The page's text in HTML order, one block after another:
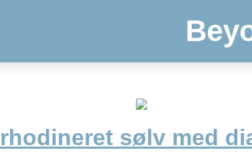
rhodineret sølv med